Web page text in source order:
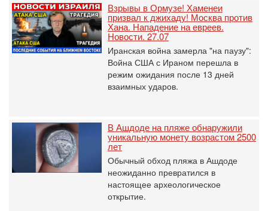
Взрывы в Ормузе! Хаменеи
призвал к джихаду! Москва против
Хана. Нападение на евреев.
Новости. 27.07
Иранская война замерла "на паузу":
Война США с Ираном перешла в
режим ожидания после 13 дней
взаимных ударов.
В Ашдоде на пляже обнаружили
уникальную монету возрастом 2500
лет
Обычный обход пляжа в Ашдоде
неожиданно превратился в
настоящее археологическое
открытие.